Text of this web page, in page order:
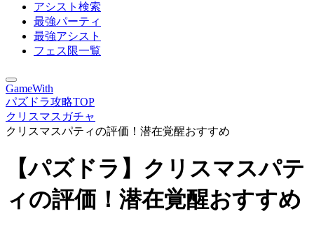
アシスト検索
最強パーティ
最強アシスト
フェス限一覧
GameWith
パズドラ攻略TOP
クリスマスガチャ
クリスマスパティの評価！潜在覚醒おすすめ
【パズドラ】クリスマスパテ
ィの評価！潜在覚醒おすすめ